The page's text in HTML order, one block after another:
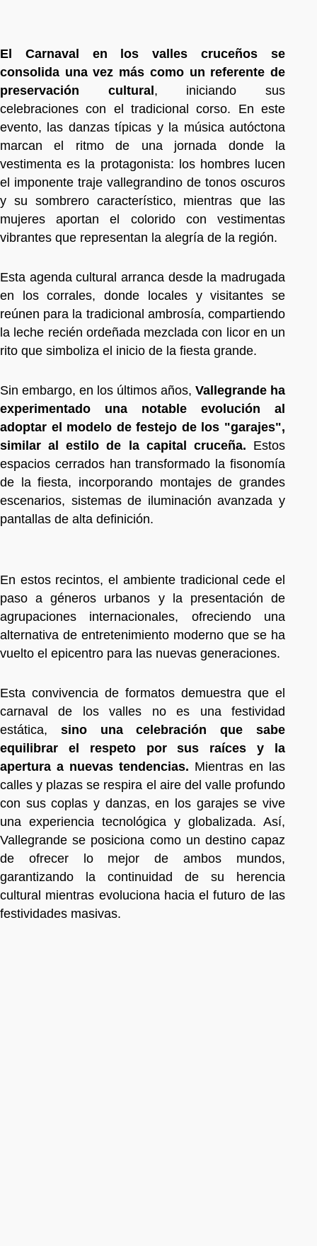
El Carnaval en los valles cruceños se
consolida una vez más como un referente de
preservación cultural, iniciando sus
celebraciones con el tradicional corso. En este
evento, las danzas típicas y la música autóctona
marcan el ritmo de una jornada donde la
vestimenta es la protagonista: los hombres lucen
el imponente traje vallegrandino de tonos oscuros
y su sombrero característico, mientras que las
mujeres aportan el colorido con vestimentas
vibrantes que representan la alegría de la región.
Esta agenda cultural arranca desde la madrugada
en los corrales, donde locales y visitantes se
reúnen para la tradicional ambrosía, compartiendo
la leche recién ordeñada mezclada con licor en un
rito que simboliza el inicio de la fiesta grande.
Sin embargo, en los últimos años, Vallegrande ha
experimentado una notable evolución al
adoptar el modelo de festejo de los "garajes",
similar al estilo de la capital cruceña. Estos
espacios cerrados han transformado la fisonomía
de la fiesta, incorporando montajes de grandes
escenarios, sistemas de iluminación avanzada y
pantallas de alta definición.
En estos recintos, el ambiente tradicional cede el
paso a géneros urbanos y la presentación de
agrupaciones internacionales, ofreciendo una
alternativa de entretenimiento moderno que se ha
vuelto el epicentro para las nuevas generaciones.
Esta convivencia de formatos demuestra que el
carnaval de los valles no es una festividad
estática, sino una celebración que sabe
equilibrar el respeto por sus raíces y la
apertura a nuevas tendencias. Mientras en las
calles y plazas se respira el aire del valle profundo
con sus coplas y danzas, en los garajes se vive
una experiencia tecnológica y globalizada. Así,
Vallegrande se posiciona como un destino capaz
de ofrecer lo mejor de ambos mundos,
garantizando la continuidad de su herencia
cultural mientras evoluciona hacia el futuro de las
festividades masivas.